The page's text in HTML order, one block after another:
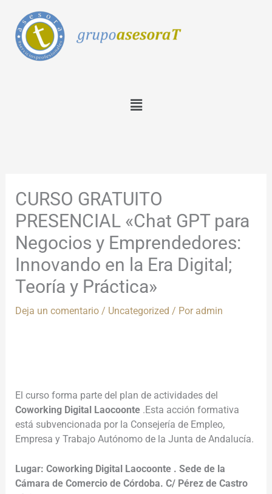
contenido
Menú
CURSO GRATUITO
PRESENCIAL «Chat GPT para
Negocios y Emprendedores:
Innovando en la Era Digital;
Teoría y Práctica»
Deja un comentario / Uncategorized / Por admin
El curso forma parte del plan de actividades del
Coworking Digital Laocoonte.Esta acción formativa
está subvencionada por la Consejería de Empleo,
Empresa y Trabajo Autónomo de la Junta de Andalucía.
Lugar: Coworking Digital Laocoonte . Sede de la
Cámara de Comercio de Córdoba. C/ Pérez de Castro